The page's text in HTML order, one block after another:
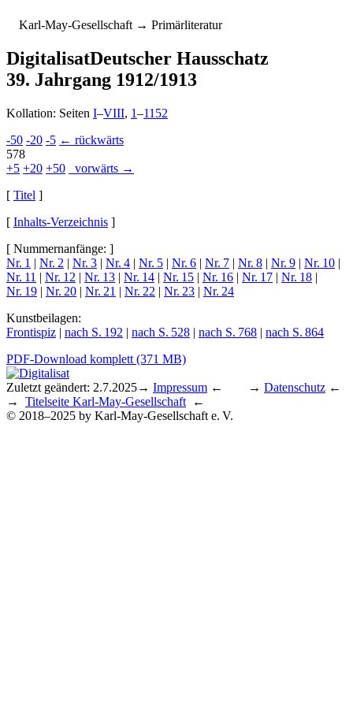
Karl-May-Gesellschaft → Primärliteratur
DigitalisatDeutscher Hausschatz
39. Jahrgang 1912/1913
Kollation: Seiten I–VIII, 1–1152
-50 -20 -5 ← rückwärts
578
+5 +20 +50
vorwärts →
[ Titel ]
[ Inhalts-Verzeichnis ]
[ Nummernanfänge: ]
Nr. 1 | Nr. 2 | Nr. 3 | Nr. 4 | Nr. 5 | Nr. 6 | Nr. 7 | Nr. 8 | Nr. 9 | Nr. 10 |
Nr. 11 | Nr. 12 | Nr. 13 | Nr. 14 | Nr. 15 | Nr. 16 | Nr. 17 | Nr. 18 |
Nr. 19 | Nr. 20 | Nr. 21 | Nr. 22 | Nr. 23 | Nr. 24
Kunstbeilagen:
Frontispiz | nach S. 192 | nach S. 528 | nach S. 768 | nach S. 864
PDF-Download komplett (371 MB)
Zuletzt geändert: 2.7.2025→ Impressum ← → Datenschutz ←
→ Titelseite Karl-May-Gesellschaft ←
© 2018–2025 by Karl-May-Gesellschaft e. V.